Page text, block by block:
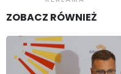
ZOBACZ RÓWNIEŻ